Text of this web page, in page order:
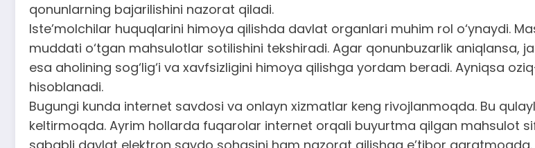
qonunlarning bajarilishini nazorat qiladi.
Iste’molchilar huquqlarini himoya qilishda davlat organlari muhim rol o‘ynaydi.
muddati o‘tgan mahsulotlar sotilishini tekshiradi. Agar qonunbuzarlik aniqlansa,
esa aholining sog‘lig‘i va xavfsizligini himoya qilishga yordam beradi. Ayniqsa
hisoblanadi.
Bugungi kunda internet savdosi va onlayn xizmatlar keng rivojlanmoqda. Bu
keltirmoqda. Ayrim hollarda fuqarolar internet orqali buyurtma qilgan mahsulot